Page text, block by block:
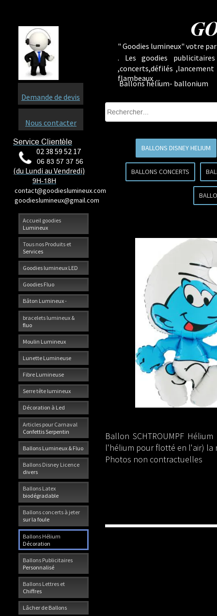
Accueil goodies
Lumineux
Tous nos Produits et
Services
Goodies lumineux LED
Goodies Fluo
Bâton Lumineux -
bracelets lumineux &
fluo
Moulin Lumineux
Lunette Lumineuse
Fibre Lumineuse
Serre tête lumineux
Décoration à Led
Articles pour Carnaval
Confettis Serpentin
Ballons Lumineux & Fluo
Ballons Disney Licence
divers
Ballons Latex
biodégradable
Ballons concerts à jeter
sur la foule
Ballons Hélium
Décoration
Ballons Publicitaires
Personnalisé
Ballons Lettres et
Chiffres
Lâcher de Ballons
Service Clientèle
02 38 59 52 17
06 83 57 37 56
(du Lundi au Vendredi)
9H-18H
contact@goodieslumineux.com
goodieslumineux@gmail.com
Demande de devis
Nous contacter
" Goodies lumineux" votre
. Les goodies
,concerts,défilés
flambeaux ...
Ballons hélium- ballonium
BALLONS DISNEY HELIUM
BALLONS CONCERTS
Ballon SCHTROUMPF
l'hélium pour flotté en l'air) la
Photos non contractuelles